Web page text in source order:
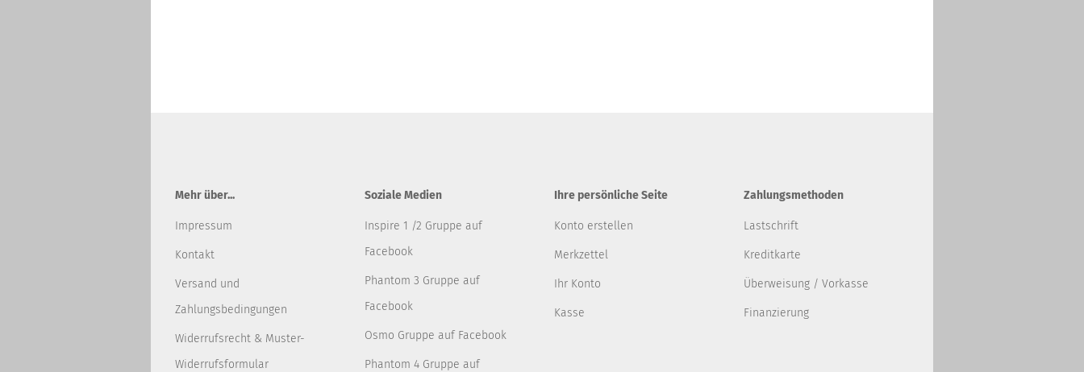
Mehr über...
Impressum
Kontakt
Versand und
Zahlungsbedingungen
Widerrufsrecht & Muster-
Widerrufsformular
Soziale Medien
Inspire 1 /2 Gruppe auf
Facebook
Phantom 3 Gruppe auf
Facebook
Osmo Gruppe auf Facebook
Phantom 4 Gruppe auf
Ihre persönliche Seite
Konto erstellen
Merkzettel
Ihr Konto
Kasse
Zahlungsmethoden
Lastschrift
Kreditkarte
Überweisung / Vorkasse
Finanzierung